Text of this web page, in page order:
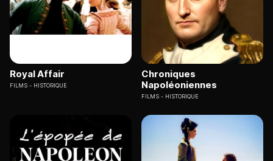
Royal Affair
FILMS HISTORIQUE
Chroniques
Napoléoniennes
FILMS HISTORIQUE